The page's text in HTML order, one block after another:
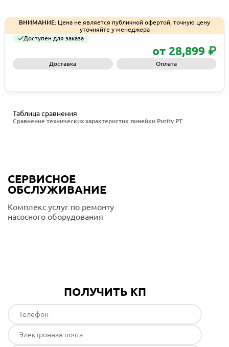
ВНИМАНИЕ: Цена не является публичной офертой, точную цену
уточняйте у менеджера
Доступен для заказа
от 28,899 ₽
Доставка Оплата
Сравнение технических характеристик линейки Purity PT
Таблица сравнения
СЕРВИСНОЕ
ОБСЛУЖИВАНИЕ
Комплекс услуг по ремонту
насосного оборудования
ПОЛУЧИТЬ КП